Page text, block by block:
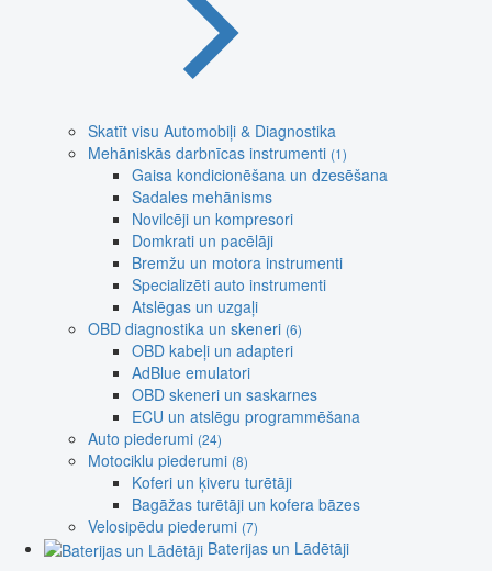
Skatīt visu Automobiļi & Diagnostika
Mehāniskās darbnīcas instrumenti (1)
Gaisa kondicionēšana un dzesēšana
Sadales mehānisms
Novilcēji un kompresori
Domkrati un pacēlāji
Bremžu un motora instrumenti
Specializēti auto instrumenti
Atslēgas un uzgaļi
OBD diagnostika un skeneri (6)
OBD kabeļi un adapteri
AdBlue emulatori
OBD skeneri un saskarnes
ECU un atslēgu programmēšana
Auto piederumi (24)
Motociklu piederumi (8)
Koferi un ķiveru turētāji
Bagāžas turētāji un kofera bāzes
Velosipēdu piederumi (7)
Baterijas un Lādētāji